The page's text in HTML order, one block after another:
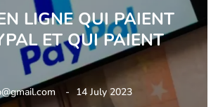
LIGNE QUI PAIENT
ET QUI PAIENT
14 July 2023